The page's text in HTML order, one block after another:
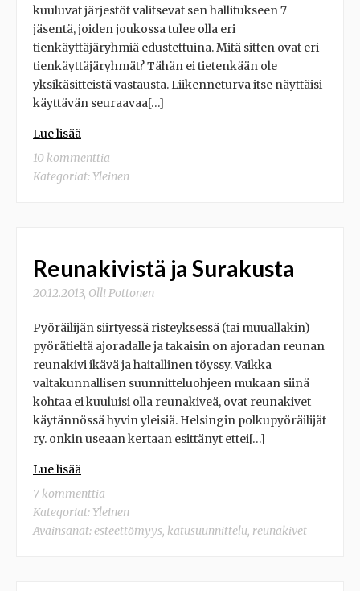
kuuluvat järjestöt valitsevat sen hallitukseen 7
jäsentä, joiden joukossa tulee olla eri
tienkäyttäjäryhmiä edustettuina. Mitä sitten ovat eri
tienkäyttäjäryhmät? Tähän ei tietenkään ole
yksikäsitteistä vastausta. Liikenneturva itse näyttäisi
käyttävän seuraavaa[…]
Lue lisää
10 kommenttia
Kategoriat: Yleinen
Reunakivistä ja Surakusta
20.12.2013, Olli Pottonen
Pyöräilijän siirtyessä risteyksessä (tai muuallakin)
pyörätieltä ajoradalle ja takaisin on ajoradan reunan
reunakivi ikävä ja haitallinen töyssy. Vaikka
valtakunnallisen suunnitteluohjeen mukaan siinä
kohtaa ei kuuluisi olla reunakiveä, ovat reunakivet
käytännössä hyvin yleisiä. Helsingin polkupyöräilijät
ry. onkin useaan kertaan esittänyt ettei[…]
Lue lisää
7 kommenttia
Kategoriat: Yleinen
Avainsanat:esteettömyys, katusuunnittelu, reunakivet